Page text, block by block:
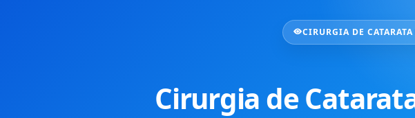
CIRURGIA DE
Cirurgia de